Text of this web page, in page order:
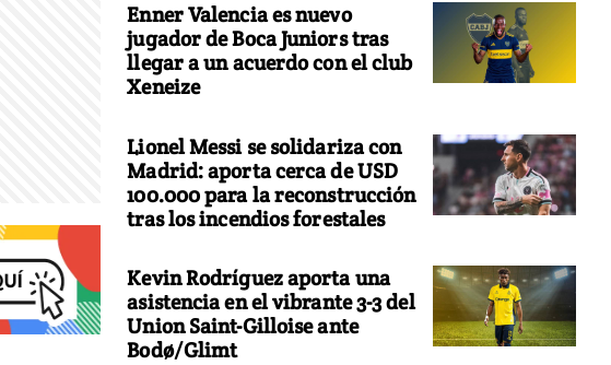
Enner Valencia es nuevo
jugador de Boca Juniors tras
llegar a un acuerdo con el club
Xeneize
Lionel Messi se solidariza con
Madrid: aporta cerca de USD
100.000 para la reconstrucción
tras los incendios forestales
Kevin Rodríguez aporta una
asistencia en el vibrante 3-3 del
Union Saint-Gilloise ante
Bodø/Glimt